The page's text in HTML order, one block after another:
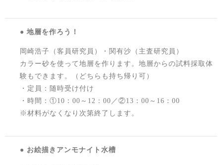
● 地層を作ろう！
岡崎浩子（客員研究員）・関有沙（主査研究員）
カラー砂を使って地層を作ります。地層からの試料採取体
験もできます。（どちらも持ち帰り可）
・定員：随時受け付け
・時間：①10：00～12：00／②13：00～16：00
※材料がなくなり次第終了します。
● お絵描きアンモナイト水槽